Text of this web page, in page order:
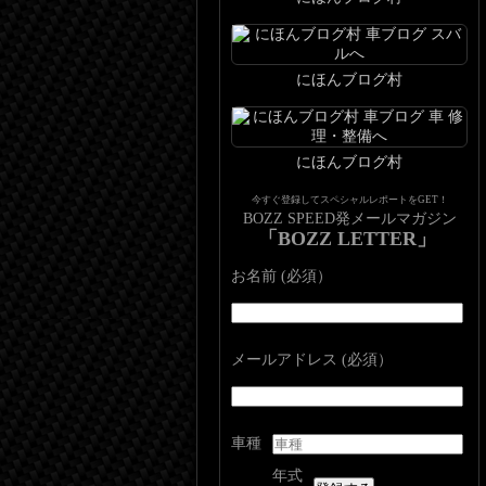
にほんブログ村
にほんブログ村
今すぐ登録してスペシャルレポートをGET！
BOZZ SPEED発メールマガジン
「BOZZ LETTER」
お名前 (必須）
メールアドレス (必須）
車種
年式